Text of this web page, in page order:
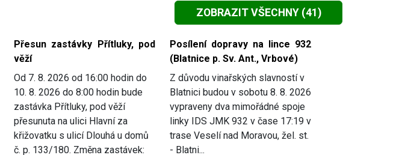
ZOBRAZIT VŠECHNY(41)
Přesun zastávky Přítluky, pod
věží
Od 7. 8. 2026 od 16:00 hodin do
10. 8. 2026 do 8:00 hodin bude
zastávka Přítluky, pod věží
přesunuta na ulici Hlavní za
křižovatku s ulicí Dlouhá u domů
č. p. 133/180. Změna zastávek:
Posílení dopravy na lince 932
(Blatnice p. Sv. Ant., Vrbové)
Z důvodu vinařských slavností v
Blatnici budou v sobotu 8. 8. 2026
vypraveny dva mimořádné spoje
linky IDS JMK 932 v čase 17:19 v
trase Veselí nad Moravou, žel. st.
- Blatni...